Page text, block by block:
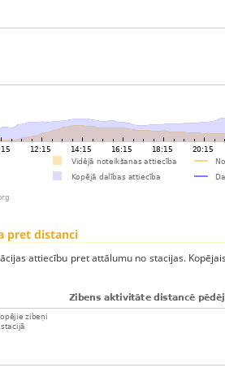
pret distanci
attiecību pret attālumu no stacijas.